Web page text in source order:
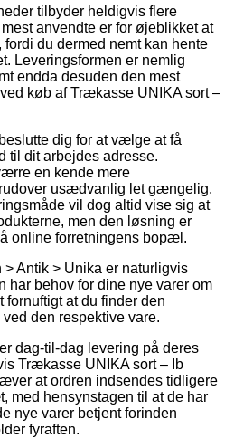
tilbyder heldigvis flere
anvendte er for øjeblikket at
du dermed nemt kan hente
Leveringsformen er nemlig
endda desuden den mest
køb af Trækasse UNIKA sort –
dig for at vælge at få
til dit arbejdes adresse.
en kende mere
usædvanlig let gængelig.
vil dog altid vise sig at
men den løsning er
online forretningens bopæl.
Antik > Unika er naturligvis
har behov for dine nye varer om
fornuftigt at du finder den
den respektive vare.
dag-til-dag levering på deres
Trækasse UNIKA sort – Ib
at ordren indsendes tidligere
med hensynstagen til at de har
nye varer betjent forinden
fyraften.